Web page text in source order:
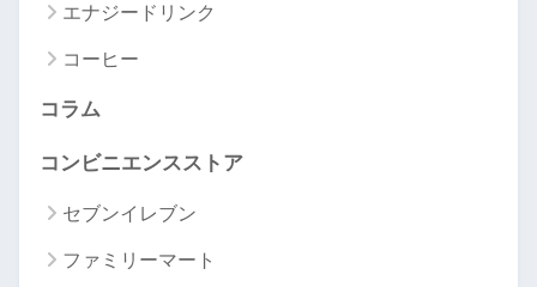
エナジードリンク
コーヒー
コラム
コンビニエンスストア
セブンイレブン
ファミリーマート